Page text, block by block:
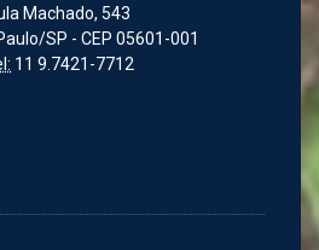
Machado, 543
SP - CEP 05601-001
11 9.7421-7712